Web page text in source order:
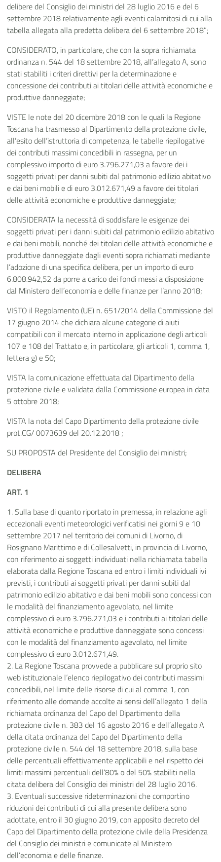
delibere del Consiglio dei ministri del 28 luglio 2016 e del 6
settembre 2018 relativamente agli eventi calamitosi di cui alla
tabella allegata alla predetta delibera del 6 settembre 2018”;
CONSIDERATO, in particolare, che con la sopra richiamata
ordinanza n. 544 del 18 settembre 2018, all’allegato A, sono
stati stabiliti i criteri direttivi per la determinazione e
concessione dei contributi ai titolari delle attività economiche e
produttive danneggiate;
VISTE le note del 20 dicembre 2018 con le quali la Regione
Toscana ha trasmesso al Dipartimento della protezione civile,
all’esito dell’istruttoria di competenza, le tabelle riepilogative
dei contributi massimi concedibili in rassegna, per un
complessivo importo di euro 3.796.271,03 a favore dei i
soggetti privati per danni subiti dal patrimonio edilizio abitativo
e dai beni mobili e di euro 3.012.671,49 a favore dei titolari
delle attività economiche e produttive danneggiate;
CONSIDERATA la necessità di soddisfare le esigenze dei
soggetti privati per i danni subiti dal patrimonio edilizio abitativo
e dai beni mobili, nonché dei titolari delle attività economiche e
produttive danneggiate dagli eventi sopra richiamati mediante
l’adozione di una specifica delibera, per un importo di euro
6.808.942,52 da porre a carico dei fondi messi a disposizione
dal Ministero dell’economia e delle finanze per l’anno 2018;
VISTO il Regolamento (UE) n. 651/2014 della Commissione del
17 giugno 2014 che dichiara alcune categorie di aiuti
compatibili con il mercato interno in applicazione degli articoli
107 e 108 del Trattato e, in particolare, gli articoli 1, comma 1,
lettera g) e 50;
VISTA la comunicazione effettuata dal Dipartimento della
protezione civile e validata dalla Commissione europea in data
5 ottobre 2018;
VISTA la nota del Capo Dipartimento della protezione civile
prot.CG/ 0073639 del 20.12.2018 ;
SU PROPOSTA del Presidente del Consiglio dei ministri;
DELIBERA
ART. 1
1. Sulla base di quanto riportato in premessa, in relazione agli
eccezionali eventi meteorologici verificatisi nei giorni 9 e 10
settembre 2017 nel territorio dei comuni di Livorno, di
Rosignano Marittimo e di Collesalvetti, in provincia di Livorno,
con riferimento ai soggetti individuati nella richiamata tabella
elaborata dalla Regione Toscana ed entro i limiti individuali ivi
previsti, i contributi ai soggetti privati per danni subiti dal
patrimonio edilizio abitativo e dai beni mobili sono concessi con
le modalità del finanziamento agevolato, nel limite
complessivo di euro 3.796.271,03 e i contributi ai titolari delle
attività economiche e produttive danneggiate sono concessi
con le modalità del finanziamento agevolato, nel limite
complessivo di euro 3.012.671,49.
2. La Regione Toscana provvede a pubblicare sul proprio sito
web istituzionale l’elenco riepilogativo dei contributi massimi
concedibili, nel limite delle risorse di cui al comma 1, con
riferimento alle domande accolte ai sensi dell’allegato 1 della
richiamata ordinanza del Capo del Dipartimento della
protezione civile n. 383 del 16 agosto 2016 e dell’allegato A
della citata ordinanza del Capo del Dipartimento della
protezione civile n. 544 del 18 settembre 2018, sulla base
delle percentuali effettivamente applicabili e nel rispetto dei
limiti massimi percentuali dell’80% o del 50% stabiliti nella
citata delibera del Consiglio dei ministri del 28 luglio 2016.
3. Eventuali successive rideterminazioni che comportino
riduzioni dei contributi di cui alla presente delibera sono
adottate, entro il 30 giugno 2019, con apposito decreto del
Capo del Dipartimento della protezione civile della Presidenza
del Consiglio dei ministri e comunicate al Ministero
dell’economia e delle finanze.